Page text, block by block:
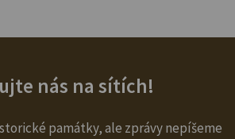
nás na sítích!
památky, ale zprávy nepíšeme